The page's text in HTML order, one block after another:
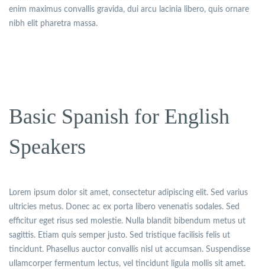
enim maximus convallis gravida, dui arcu lacinia libero, quis ornare
nibh elit pharetra massa.
Basic Spanish for English
Speakers
Lorem ipsum dolor sit amet, consectetur adipiscing elit. Sed varius
ultricies metus. Donec ac ex porta libero venenatis sodales. Sed
efficitur eget risus sed molestie. Nulla blandit bibendum metus ut
sagittis. Etiam quis semper justo. Sed tristique facilisis felis ut
tincidunt. Phasellus auctor convallis nisl ut accumsan. Suspendisse
ullamcorper fermentum lectus, vel tincidunt ligula mollis sit amet.